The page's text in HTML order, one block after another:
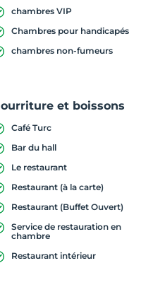
chambres VIP
Chambres pour handicapés
chambres non-fumeurs
et boissons
Café Turc
Bar du hall
Le restaurant
Restaurant (à la carte)
Restaurant (Buffet Ouvert)
Service de restauration en
chambre
Restaurant intérieur